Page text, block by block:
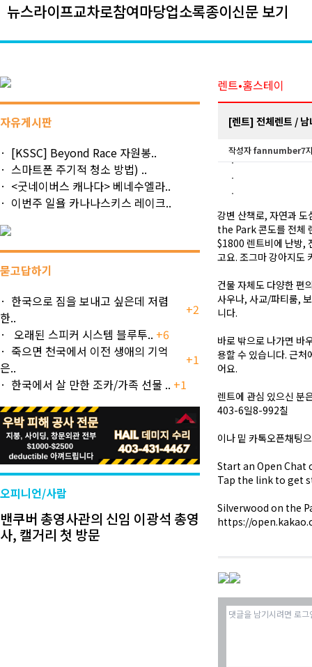
뉴스라이프교차로참여마당업소록종이신문 보기
자유게시판
[KSSC] Beyond Race 자원봉..
스마트폰 주기적 청소 방법) ..
<굿네이버스 캐나다> 베네수엘라..
이번주 일욜 카나나스키스 레이크..
묻고답하기
한국으로 짐을 보내고 싶은데 저렴
한..
+2
오래된 스피커 시스템 블루투.. +6
죽으면 천국에서 이전 생애의 기억
은..
+1
한국에서 살 만한 조카/가족 선물 .. +1
오피니언/사람
밴쿠버 총영사관의 신임 이광석 총영
사, 캘거리 첫 방문
렌트•홈스테이
[렌트] 전체렌트 /
작성자fannumber7
강변 산책로, 자연과
the Park 콘도를 전체
$1800 렌트비에 난방,
고요. 조그마 강아지도
건물 자체도 다양한 편
사우나, 사교/파티룸,
니다.
바로 밖으로 나가면 바
용할 수 있습니다. 근
어요.
렌트에 관심 있으신 분
403-6일8-992칠
이나 밑 카톡오픈채팅
Start an Open Chat
Tap the link to get
Silverwood on the
https://